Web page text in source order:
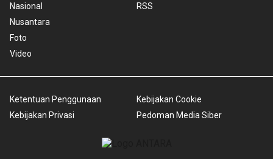
Nasional
Nusantara
Foto
Video
RSS
Ketentuan Penggunaan
Kebijakan Privasi
Kebijakan Cookie
Pedoman Media Siber